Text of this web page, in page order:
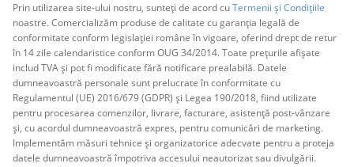
Prin utilizarea site-ului nostru, sunteți de acord cuTermenii și Condițiile
noastre. Comercializăm produse de calitate cu garanția legală de
conformitate conform legislației române în vigoare, oferind drept de retur
în 14 zile calendaristice conform OUG 34/2014. Toate prețurile afișate
includ TVA și pot fi modificate fără notificare prealabilă. Datele
dumneavoastră personale sunt prelucrate în conformitate cu
Regulamentul (UE) 2016/679 (GDPR) și Legea 190/2018, fiind utilizate
pentru procesarea comenzilor, livrare, facturare, asistență post-vânzare
și, cu acordul dumneavoastră expres, pentru comunicări de marketing.
Implementăm măsuri tehnice și organizatorice adecvate pentru a proteja
datele dumneavoastră împotriva accesului neautorizat sau divulgării.